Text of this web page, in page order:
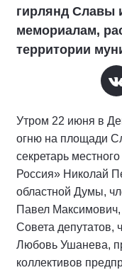
гирлянд Славы
мемориалам,
территории
Утром 22 июня в
огню на площади
секретарь
Россия» Николай
областной Думы,
Павел Максимович,
Совета депутатов,
Любовь Ушанева,
коллективов